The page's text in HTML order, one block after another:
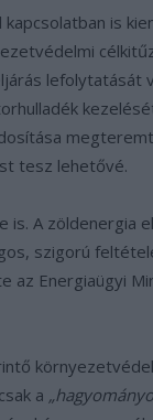
is
lefolytatását
tesz lehetővé.
is. A zöldenergia
szigorú
az Energiaügyi
a